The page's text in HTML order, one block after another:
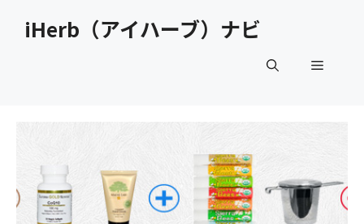
iHerb（アイハーブ）ナビ
メ